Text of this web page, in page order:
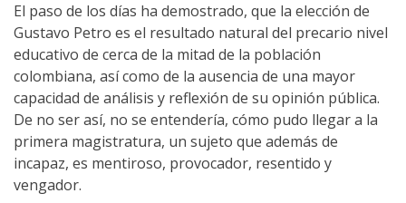
El paso de los días ha demostrado, que la elección de
Gustavo Petro es el resultado natural del precario nivel
educativo de cerca de la mitad de la población
colombiana, así como de la ausencia de una mayor
capacidad de análisis y reflexión de su opinión pública.
De no ser así, no se entendería, cómo pudo llegar a la
primera magistratura, un sujeto que además de
incapaz, es mentiroso, provocador, resentido y
vengador.